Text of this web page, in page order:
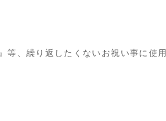
等、繰り返したくないお祝い事に使